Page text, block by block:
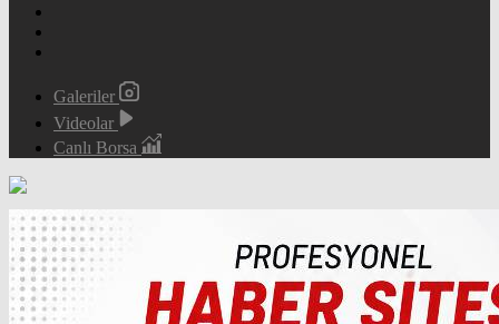
Galeriler
Videolar
Canlı Borsa